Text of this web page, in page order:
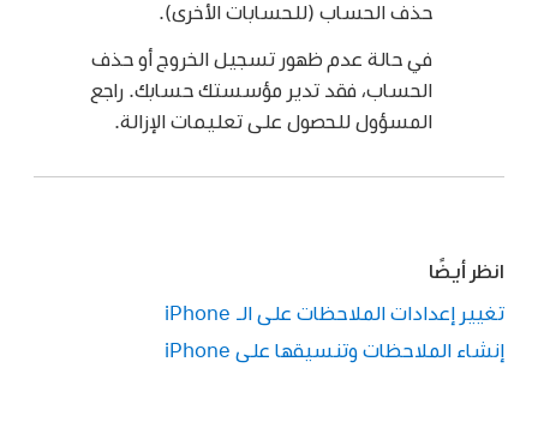
حذف الحساب (للحسابات الأخرى).
في حالة عدم ظهور تسجيل الخروج أو حذف
الحساب، فقد تدير مؤسستك حسابك. راجع
المسؤول للحصول على تعليمات الإزالة.
انظر أيضًا
تغيير إعدادات الملاحظات على الـ iPhone
إنشاء الملاحظات وتنسيقها على iPhone